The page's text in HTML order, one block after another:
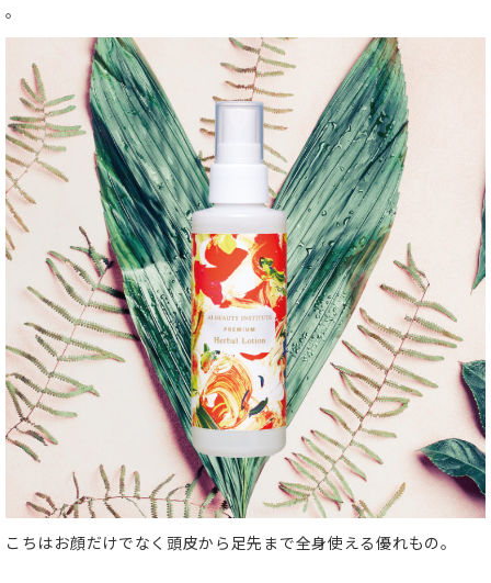
。
こちはお顔だけでなく頭皮から足先まで全身使える優れもの。